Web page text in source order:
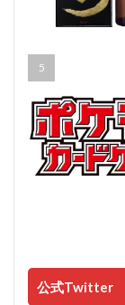
公式Twitter